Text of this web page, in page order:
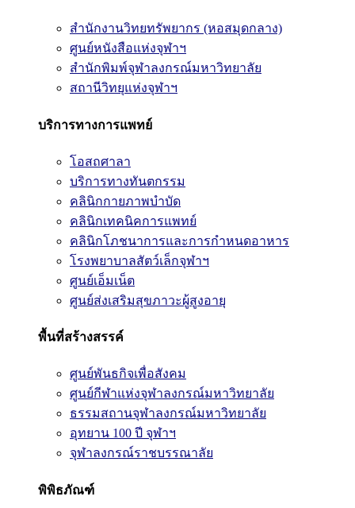
สำนักงานวิทยทรัพยากร (หอสมุดกลาง)
ศูนย์หนังสือแห่งจุฬาฯ
สำนักพิมพ์จุฬาลงกรณ์มหาวิทยาลัย
สถานีวิทยุแห่งจุฬาฯ
บริการทางการแพทย์
โอสถศาลา
บริการทางทันตกรรม
คลินิกกายภาพบำบัด
คลินิกเทคนิคการแพทย์
คลินิกโภชนาการและการกำหนดอาหาร
โรงพยาบาลสัตว์เล็กจุฬาฯ
ศูนย์เอ็มเน็ต
ศูนย์ส่งเสริมสุขภาวะผู้สูงอายุ
พื้นที่สร้างสรรค์
ศูนย์พันธกิจเพื่อสังคม
ศูนย์กีฬาแห่งจุฬาลงกรณ์มหาวิทยาลัย
ธรรมสถานจุฬาลงกรณ์มหาวิทยาลัย
อุทยาน 100 ปี จุฬาฯ
จุฬาลงกรณ์ราชบรรณาลัย
พิพิธภัณฑ์